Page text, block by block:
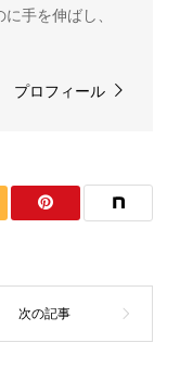
手を伸ばし、
プロフィール